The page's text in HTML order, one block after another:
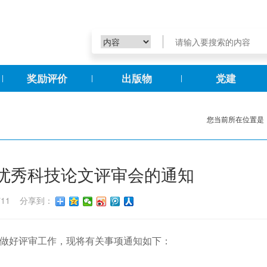
奖励评价 出版物 党建
您当前所在位置
秀科技论文评审会的通知
分享到：
好评审工作，现将有关事项通知如下：